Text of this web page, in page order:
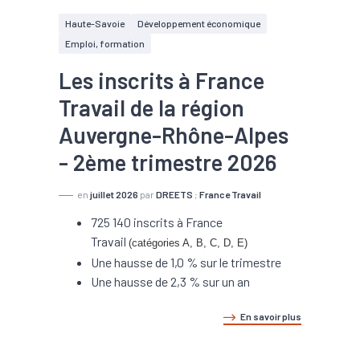
Haute-Savoie
Développement économique
Emploi, formation
Les inscrits à France
Travail de la région
Auvergne-Rhône-Alpes
- 2ème trimestre 2026
en juillet 2026 par DREETS ; France Travail
725 140 inscrits à France
Travail (catégories A, B, C, D, E)
Une hausse de 1,0 % sur le trimestre
Une hausse de 2,3 % sur un an
En savoir plus